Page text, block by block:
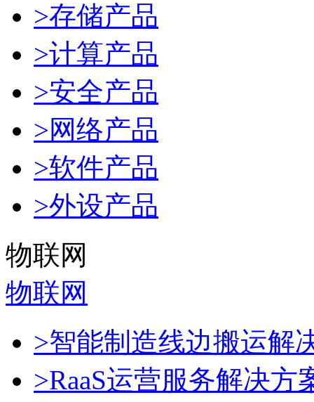
>存储产品
>计算产品
>安全产品
>网络产品
>软件产品
>外设产品
物联网
物联网
>智能制造线边搬运解
>RaaS运营服务解决方